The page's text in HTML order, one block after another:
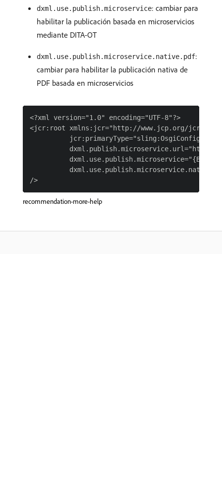
dxml.use.publish.microservice: cambiar para
habilitar la publicación basada en microservicios
mediante DITA-OT
dxml.use.publish.microservice.native.pdf:
cambiar para habilitar la publicación nativa de
PDF basada en microservicios
<?xml version="1.0" encoding="UTF-8"?>
<jcr:root xmlns:jcr="http://www.jcp.org/jcr/
          jcr:primaryType="sling:OsgiConfig"
recommendation-more-help